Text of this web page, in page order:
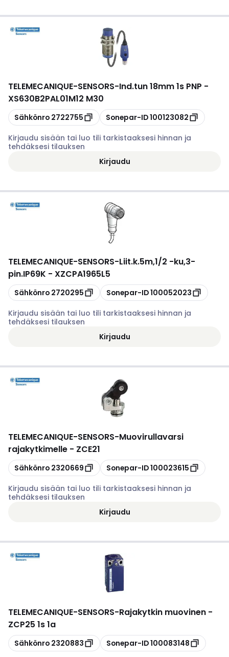
TELEMECANIQUE-SENSORS-Ind.tun 18mm 1s PNP -
XS630B2PAL01M12 M30
Kopioi
Sähkönro 2722755 Kopioi
Sonepar-ID100123082
Kirjaudu sisään tai luo tili tarkistaaksesi hinnan ja
tehdäksesi tilauksen
Kirjaudu
TELEMECANIQUE-SENSORS-Liit.k.5m,1/2 -ku,3-
pin.IP69K - XZCPA1965L5
Kopioi
Sähkönro 2720295 Kopioi
Sonepar-ID100052023
Kirjaudu sisään tai luo tili tarkistaaksesi hinnan ja
tehdäksesi tilauksen
Kirjaudu
TELEMECANIQUE-SENSORS-Muovirullavarsi
rajakytkimelle - ZCE21
Kopioi
Sähkönro 2320669 Kopioi
Sonepar-ID100023615
Kirjaudu sisään tai luo tili tarkistaaksesi hinnan ja
tehdäksesi tilauksen
Kirjaudu
TELEMECANIQUE-SENSORS-Rajakytkin muovinen -
ZCP25 1s 1a
Kopioi
Sähkönro 2320883 Kopioi
Sonepar-ID100083148